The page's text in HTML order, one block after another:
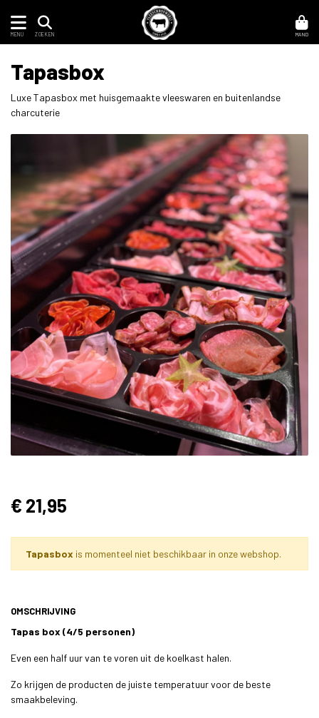
MENU ZOEKEN MAND
OMSCHRIJVING
Tapas box (4/5 personen)
Even een half uur van te voren uit de koelkast halen.
Zo krijgen de producten de juiste temperatuur voor de beste
smaakbeleving.
Tapasbox
Luxe Tapasbox met huisgemaakte vleeswaren en buitenlandse
charcuterie
€ 21,95
Tapasbox is momenteel niet beschikbaar in onze webshop.